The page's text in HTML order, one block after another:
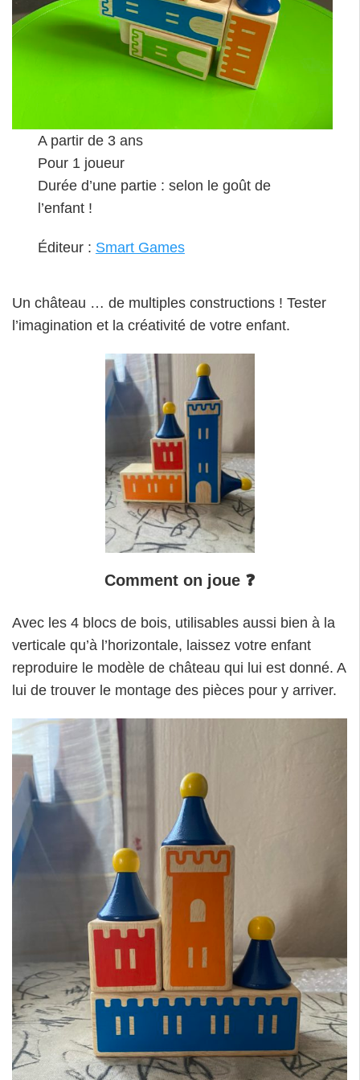
A partir de 3 ans
Pour 1 joueur
Durée d’une partie : selon le goût de
l’enfant !
Éditeur : Smart Games
Un château … de multiples constructions ! Tester
l’imagination et la créativité de votre enfant.
Comment on joue ❓
Avec les 4 blocs de bois, utilisables aussi bien à la
verticale qu’à l’horizontale, laissez votre enfant
reproduire le modèle de château qui lui est donné. A
lui de trouver le montage des pièces pour y arriver.